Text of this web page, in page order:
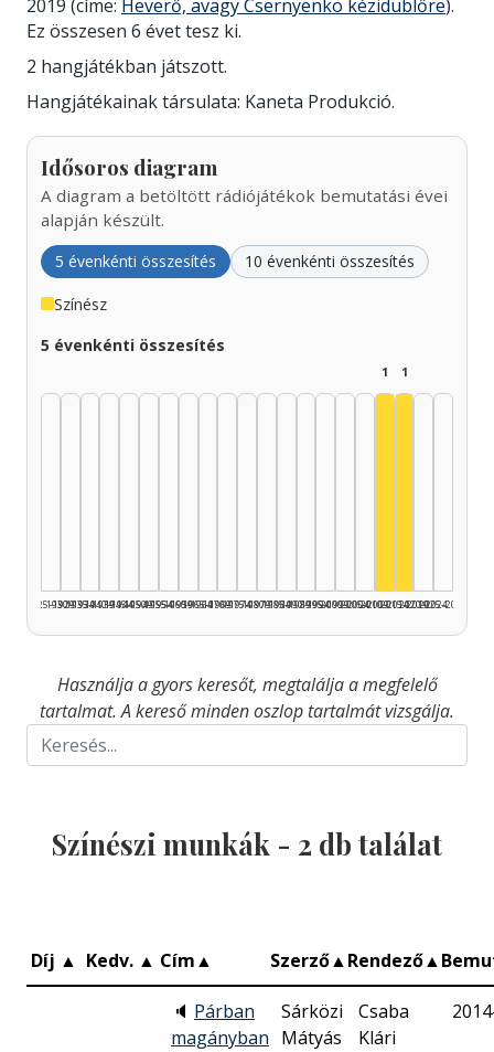
2019 (címe: Heverő, avagy Csernyenko kézidublőre).
Ez összesen 6 évet tesz ki.
2 hangjátékban játszott.
Hangjátékainak társulata: Kaneta Produkció.
Idősoros diagram
A diagram a betöltött rádiójátékok bemutatási évei
alapján készült.
5 évenkénti összesítés 10 évenkénti összesítés
Színész
5 évenkénti összesítés
1925–1929
1930–1934
1935–1939
1940–1944
1945–1949
1950–1954
1955–1959
1960–1964
1965–1969
1970–1974
1975–1979
1980–1984
1985–1989
1990–1994
1995–1999
2000–2004
2005–2009
1
2010–2014
1
2015–2019
2020–2024
2025–2026
Használja a gyors keresőt, megtalálja a megfelelő
tartalmat. A kereső minden oszlop tartalmát vizsgálja.
Színészi munkák - 2 db találat
Díj ▲ Kedv. ▲ Cím▲ Szerző▲Rendező▲
🔈 Párban
magányban
Sárközi
Mátyás
Csaba
Klári